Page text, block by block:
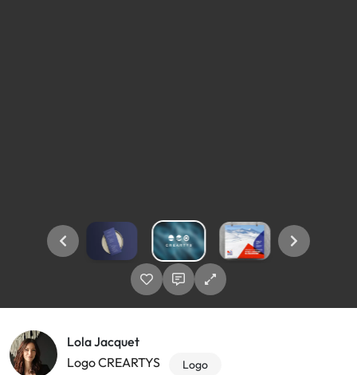
Lola Jacquet
Logo CREARTYS
Logo